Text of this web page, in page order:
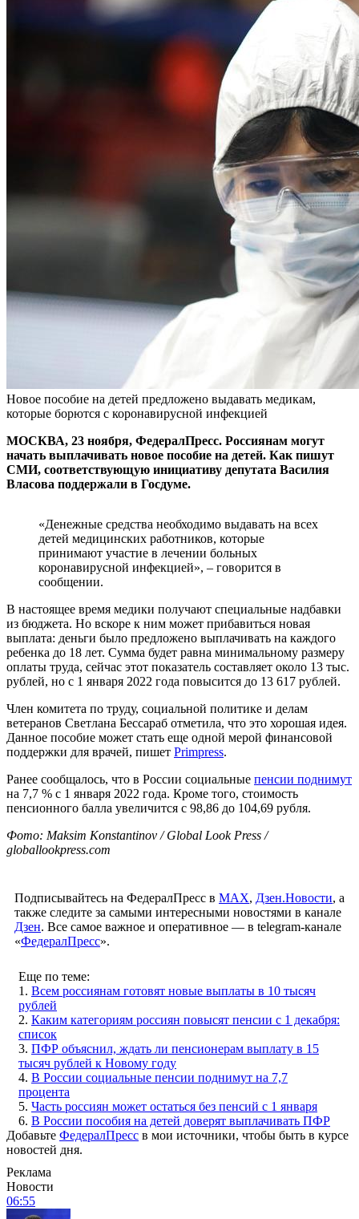
Новое пособие на детей предложено выдавать медикам,
которые борются с коронавирусной инфекцией
МОСКВА, 23 ноября, ФедералПресс. Россиянам могут
начать выплачивать новое пособие на детей. Как пишут
СМИ, соответствующую инициативу депутата Василия
Власова поддержали в Госдуме.
«Денежные средства необходимо выдавать на всех
детей медицинских работников, которые
принимают участие в лечении больных
коронавирусной инфекцией», – говорится в
сообщении.
В настоящее время медики получают специальные надбавки
из бюджета. Но вскоре к ним может прибавиться новая
выплата: деньги было предложено выплачивать на каждого
ребенка до 18 лет. Сумма будет равна минимальному размеру
оплаты труда, сейчас этот показатель составляет около 13 тыс.
рублей, но с 1 января 2022 года повысится до 13 617 рублей.
Член комитета по труду, социальной политике и делам
ветеранов Светлана Бессараб отметила, что это хорошая идея.
Данное пособие может стать еще одной мерой финансовой
поддержки для врачей, пишет Primpress.
Ранее сообщалось, что в России социальные пенсии поднимут
на 7,7 % с 1 января 2022 года. Кроме того, стоимость
пенсионного балла увеличится с 98,86 до 104,69 рубля.
Фото: Maksim Konstantinov / Global Look Press /
globallookpress.com
Подписывайтесь на ФедералПресс в МАХ, Дзен.Новости, а
также следите за самыми интересными новостями в канале
Дзен. Все самое важное и оперативное — в telegram-канале
«ФедералПресс».
Еще по теме:
1. Всем россиянам готовят новые выплаты в 10 тысяч
рублей
2. Каким категориям россиян повысят пенсии с 1 декабря:
список
3. ПФР объяснил, ждать ли пенсионерам выплату в 15
тысяч рублей к Новому году
4. В России социальные пенсии поднимут на 7,7
процента
5. Часть россиян может остаться без пенсий с 1 января
6. В России пособия на детей доверят выплачивать ПФР
Добавьте ФедералПресс в мои источники, чтобы быть в курсе
новостей дня.
Реклама
Новости
06:55